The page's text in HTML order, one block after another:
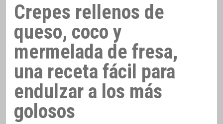
Crepes rellenos de
queso, coco y
mermelada de fresa,
una receta fácil para
endulzar a los más
golosos